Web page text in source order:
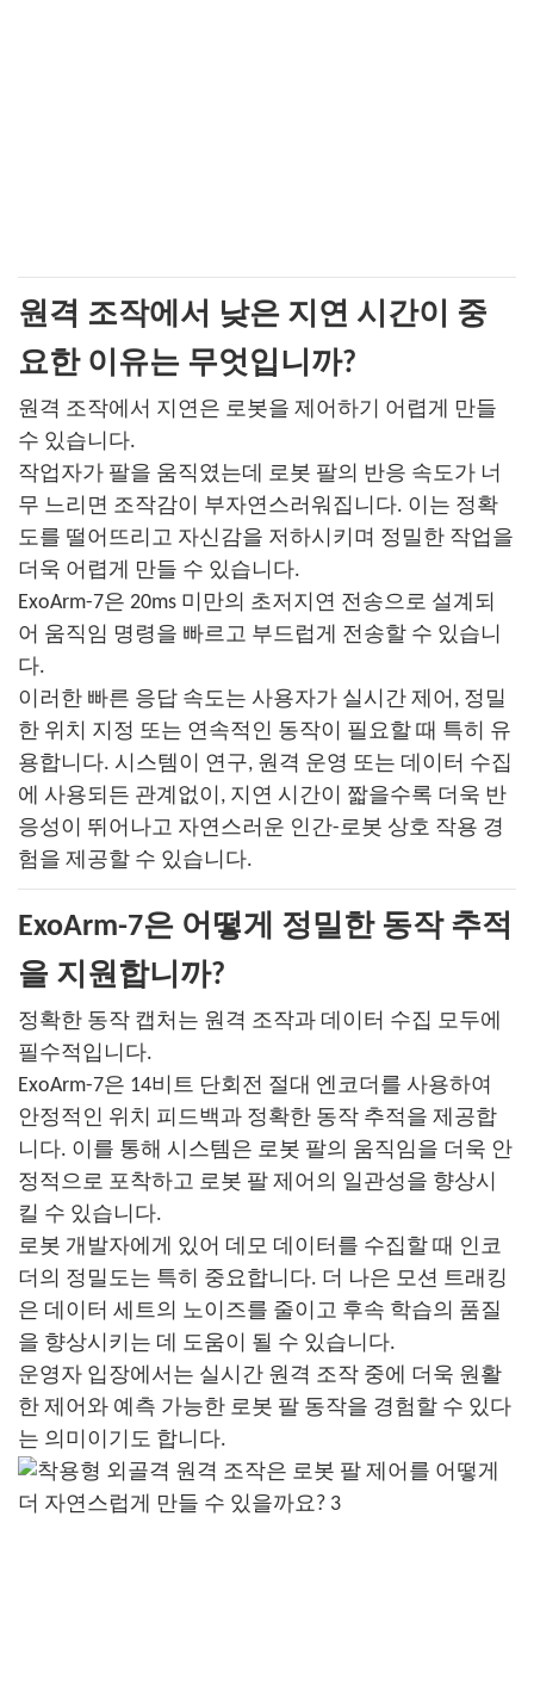
원격 조작에서 낮은 지연 시간이 중
요한 이유는 무엇입니까?
원격 조작에서 지연은 로봇을 제어하기 어렵게 만들
수 있습니다.
작업자가 팔을 움직였는데 로봇 팔의 반응 속도가 너
무 느리면 조작감이 부자연스러워집니다. 이는 정확
도를 떨어뜨리고 자신감을 저하시키며 정밀한 작업을
더욱 어렵게 만들 수 있습니다.
ExoArm-7은 20ms 미만의 초저지연 전송으로 설계되
어 움직임 명령을 빠르고 부드럽게 전송할 수 있습니
다.
이러한 빠른 응답 속도는 사용자가 실시간 제어, 정밀
한 위치 지정 또는 연속적인 동작이 필요할 때 특히 유
용합니다. 시스템이 연구, 원격 운영 또는 데이터 수집
에 사용되든 관계없이, 지연 시간이 짧을수록 더욱 반
응성이 뛰어나고 자연스러운 인간-로봇 상호 작용 경
험을 제공할 수 있습니다.
ExoArm-7은 어떻게 정밀한 동작 추적
을 지원합니까?
정확한 동작 캡처는 원격 조작과 데이터 수집 모두에
필수적입니다.
ExoArm-7은 14비트 단회전 절대 엔코더를 사용하여
안정적인 위치 피드백과 정확한 동작 추적을 제공합
니다. 이를 통해 시스템은 로봇 팔의 움직임을 더욱 안
정적으로 포착하고 로봇 팔 제어의 일관성을 향상시
킬 수 있습니다.
로봇 개발자에게 있어 데모 데이터를 수집할 때 인코
더의 정밀도는 특히 중요합니다. 더 나은 모션 트래킹
은 데이터 세트의 노이즈를 줄이고 후속 학습의 품질
을 향상시키는 데 도움이 될 수 있습니다.
운영자 입장에서는 실시간 원격 조작 중에 더욱 원활
한 제어와 예측 가능한 로봇 팔 동작을 경험할 수 있다
는 의미이기도 합니다.